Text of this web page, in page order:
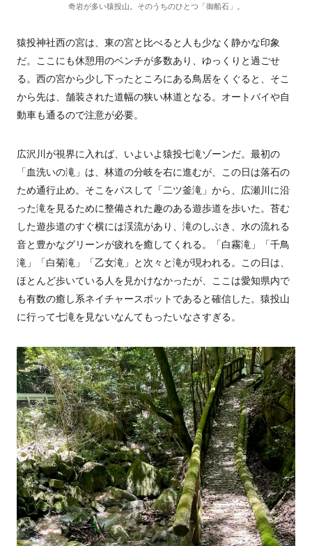
奇岩が多い猿投山。そのうちのひとつ「御船石」。
猿投神社西の宮は、東の宮と比べると人も少なく静かな印象
だ。ここにも休憩用のベンチが多数あり、ゆっくりと過ごせ
る。西の宮から少し下ったところにある鳥居をくぐると、そこ
から先は、舗装された道幅の狭い林道となる。オートバイや自
動車も通るので注意が必要。
広沢川が視界に入れば、いよいよ猿投七滝ゾーンだ。最初の
「血洗いの滝」は、林道の分岐を右に進むが、この日は落石の
ため通行止め。そこをパスして「二ツ釜滝」から、広瀬川に沿
った滝を見るために整備された趣のある遊歩道を歩いた。苔む
した遊歩道のすぐ横には渓流があり、滝のしぶき、水の流れる
音と豊かなグリーンが疲れを癒してくれる。「白霧滝」「千鳥
滝」「白菊滝」「乙女滝」と次々と滝が現われる。この日は、
ほとんど歩いている人を見かけなかったが、ここは愛知県内で
も有数の癒し系ネイチャースポットであると確信した。猿投山
に行って七滝を見ないなんてもったいなさすぎる。